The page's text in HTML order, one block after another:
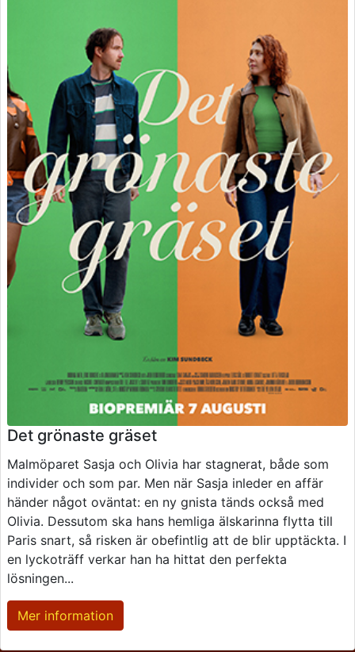
Det grönaste gräset
Malmöparet Sasja och Olivia har stagnerat, både som
individer och som par. Men när Sasja inleder en affär
händer något oväntat: en ny gnista tänds också med
Olivia. Dessutom ska hans hemliga älskarinna flytta till
Paris snart, så risken är obefintlig att de blir upptäckta. I
en lyckoträff verkar han ha hittat den perfekta
lösningen...
Mer information